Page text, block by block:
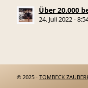
Über 20.000
24. Juli 2022 -
© 2025 - TOMBECK